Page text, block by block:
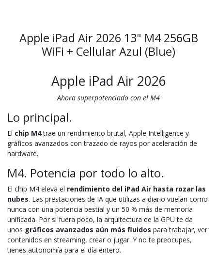
Apple iPad Air 2026 13" M4 256GB
WiFi + Cellular Azul (Blue)
Apple iPad Air 2026
Ahora superpotenciado con el M4
Lo principal.
El chip M4trae un rendimiento brutal, Apple Intelligence y
gráficos avanzados con trazado de rayos por aceleración de
hardware.
M4. Potencia por todo lo alto.
El chip M4 eleva el rendimiento del iPad Air hasta rozar las
nubes. Las prestaciones de IA que utilizas a diario vuelan como
nunca con una potencia bestial y un 50 % más de memoria
unificada. Por si fuera poco, la arquitectura de la GPU te da
unos gráficos avanzados aún más fluidos para trabajar, ver
contenidos en streaming, crear o jugar. Y no te preocupes,
tienes autonomía para el día entero.